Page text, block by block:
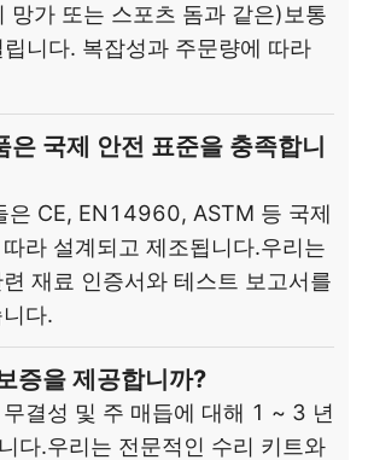
망가 또는 스포츠 돔과 같은)보통
니다. 복잡성과 주문량에 따라
은 국제 안전 표준을 충족합니
은 CE, EN14960, ASTM 등 국제
라 설계되고 제조됩니다.우리는
재료 인증서와 테스트 보고서를
다.
증을 제공합니까?
결성 및 주 매듭에 대해 1 ~ 3 년
다.우리는 전문적인 수리 키트와